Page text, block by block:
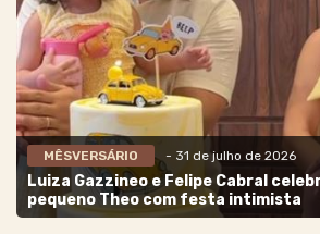
MÊSVERSÁRIO - 31 de julho de 2026
Luiza Gazzineo e Felipe Cabral
pequeno Theo com festa intimista